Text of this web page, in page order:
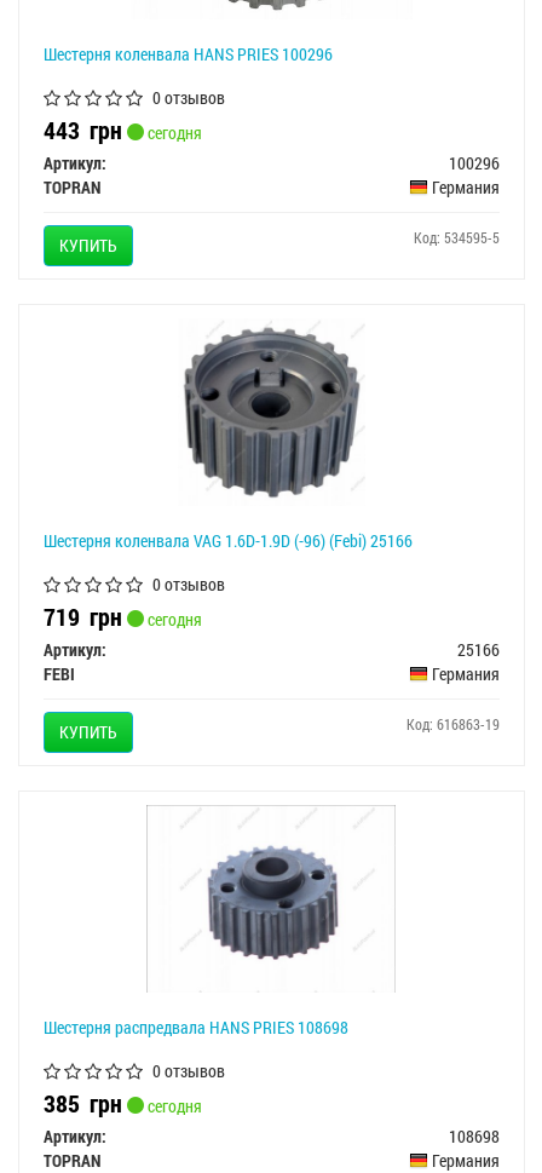
Шестерня коленвала HANS PRIES 100296
0 отзывов
443 грн
сегодня
Артикул:
100296
TOPRAN
Германия
КУПИТЬ Код: 534595-5
Шестерня коленвала VAG 1.6D-1.9D (-96) (Febi) 25166
0 отзывов
719 грн
сегодня
Артикул:
25166
FEBI
Германия
КУПИТЬ Код: 616863-19
Шестерня распредвала HANS PRIES 108698
0 отзывов
385 грн
сегодня
Артикул:
108698
TOPRAN
Германия